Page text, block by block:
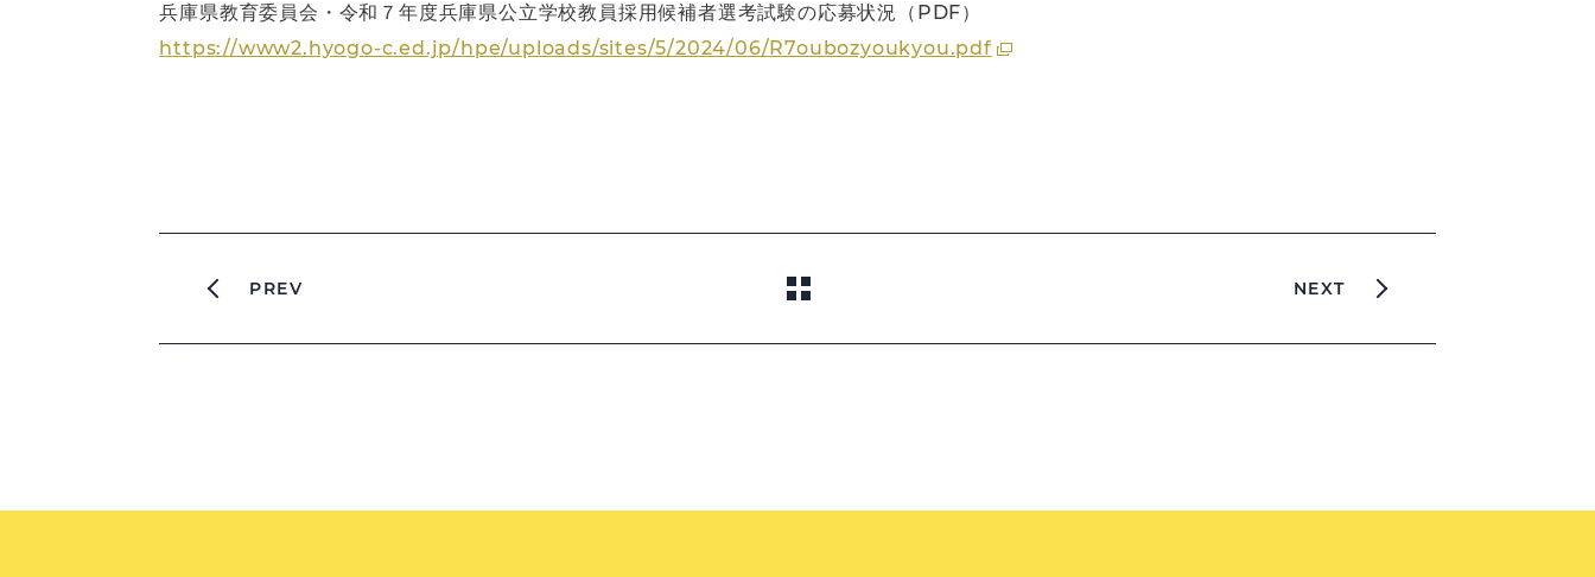
兵庫県教育委員会・令和７年度兵庫県公立学校教員採用候補者選考試験の応募状況（PDF）
https://www2.hyogo-c.ed.jp/hpe/uploads/sites/5/2024/06/R7oubozyoukyou.pdf
PREV NEXT